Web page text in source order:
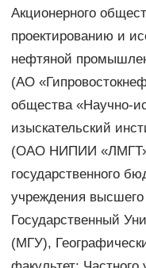
Акционерного
проектированию и
нефтяной
(АО
общества «Научно-
изыскательский
(ОАО НИПИИ
государственного
учреждения
Государственный
(МГУ),